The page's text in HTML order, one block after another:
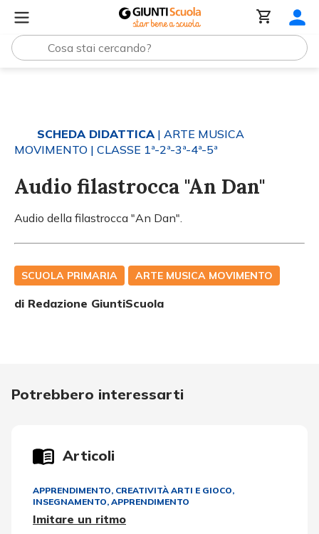
SCHEDA DIDATTICA| ARTE MUSICA
MOVIMENTO | CLASSE 1ª-2ª-3ª-4ª-5ª
Audio filastrocca "An Dan"
Audio della filastrocca "An Dan".
SCUOLA PRIMARIA ARTE MUSICA MOVIMENTO
di Redazione GiuntiScuola
Potrebbero interessarti
Articoli
APPRENDIMENTO, CREATIVITÀ ARTI E GIOCO,
INSEGNAMENTO, APPRENDIMENTO
Imitare un ritmo